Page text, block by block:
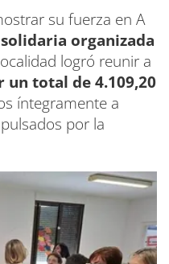
su fuerza en A
organizada
logró reunir a
un total de 4.109,20
íntegramente a
por la